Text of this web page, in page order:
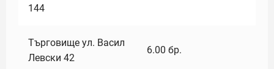
144
Търговище ул. Васил
Левски 42
6.00 бр.